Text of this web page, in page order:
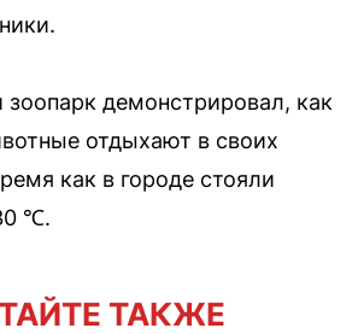
демонстрировал, как
отдыхают в своих
как в городе стояли
℃.
ТАКЖЕ